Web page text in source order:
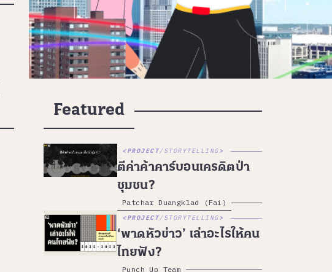
Featured
PROJECT/STORYTELLING
ตีค่าค้าคาร์บอนเครดิตป่า
ชุมชน?
Patchar Duangklad (Fai)
PROJECT/STORYTELLING
‘พาดหัวข่าว’ เล่าอะไรให้คน
ไทยฟัง?
Punch Up Team